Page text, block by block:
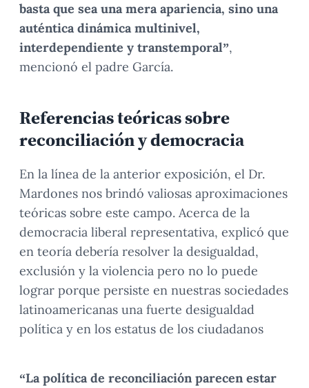
basta que sea una mera apariencia, sino una
auténtica dinámica multinivel,
interdependiente y transtemporal”,
mencionó el padre García.
Referencias teóricas sobre
reconciliación y democracia
En la línea de la anterior exposición, el Dr.
Mardones nos brindó valiosas aproximaciones
teóricas sobre este campo. Acerca de la
democracia liberal representativa, explicó que
en teoría debería resolver la desigualdad,
exclusión y la violencia pero no lo puede
lograr porque persiste en nuestras sociedades
latinoamericanas una fuerte desigualdad
política y en los estatus de los ciudadanos
“La política de reconciliación parecen estar